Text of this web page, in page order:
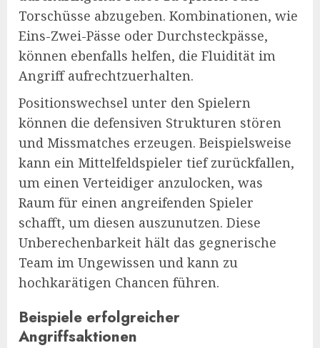
Torschüsse abzugeben. Kombinationen, wie
Eins-Zwei-Pässe oder Durchsteckpässe,
können ebenfalls helfen, die Fluidität im
Angriff aufrechtzuerhalten.
Positionswechsel unter den Spielern
können die defensiven Strukturen stören
und Missmatches erzeugen. Beispielsweise
kann ein Mittelfeldspieler tief zurückfallen,
um einen Verteidiger anzulocken, was
Raum für einen angreifenden Spieler
schafft, um diesen auszunutzen. Diese
Unberechenbarkeit hält das gegnerische
Team im Ungewissen und kann zu
hochkarätigen Chancen führen.
Beispiele erfolgreicher
Angriffsaktionen